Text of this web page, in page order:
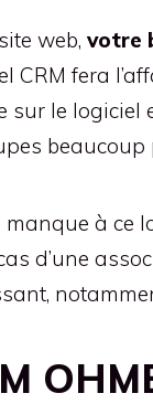
web, votre
fera
sur le
à ce
d’une